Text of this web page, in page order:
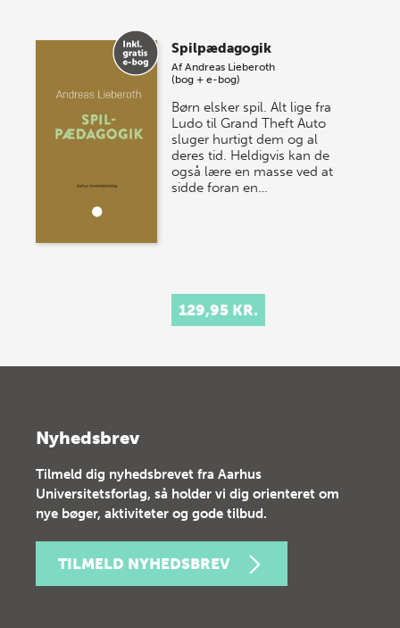
Spilpædagogik
AfAndreas Lieberoth
(bog + e-bog)
Børn elsker spil. Alt lige fra
Ludo til Grand Theft Auto
sluger hurtigt dem og al
deres tid. Heldigvis kan de
også lære en masse ved at
sidde foran en…
129,95 KR.
Nyhedsbrev
Tilmeld dig nyhedsbrevet fra Aarhus
Universitetsforlag, så holder vi dig orienteret om
nye bøger, aktiviteter og gode tilbud.
TILMELD NYHEDSBREV